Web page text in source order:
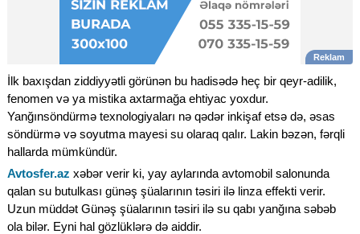
İlk baxışdan ziddiyyətli görünən bu hadisədə heç bir qeyr-adilik,
fenomen və ya mistika axtarmağa ehtiyac yoxdur.
Yanğınsöndürmə texnologiyaları nə qədər inkişaf etsə də, əsas
söndürmə və soyutma mayesi su olaraq qalır. Lakin bəzən, fərqli
hallarda mümkündür.
Avtosfer.az xəbər verir ki, yay aylarında avtomobil salonunda
qalan su butulkası günəş şüalarının təsiri ilə linza effekti verir.
Uzun müddət Günəş şüalarının təsiri ilə su qabı yanğına səbəb
ola bilər. Eyni hal gözlüklərə də aiddir.